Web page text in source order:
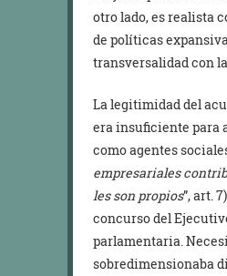
otro lado, es realista
de políticas
transversalidad con
La legitimidad del
era insuficiente para
como agentes
empresariales
les son propios”, art. 7)
concurso del
parlamentaria.
sobredimensionaba